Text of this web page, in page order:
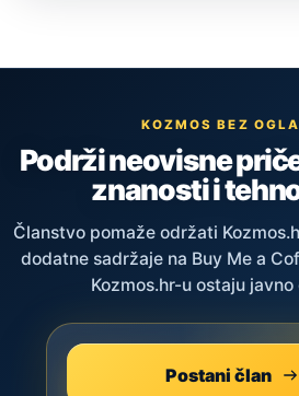
KOZMOS BEZ
Podrži neovisne
znanosti i
Članstvo pomaže održati
dodatne sadržaje na Buy Me a
Kozmos.hr-u ostaju
Postani član